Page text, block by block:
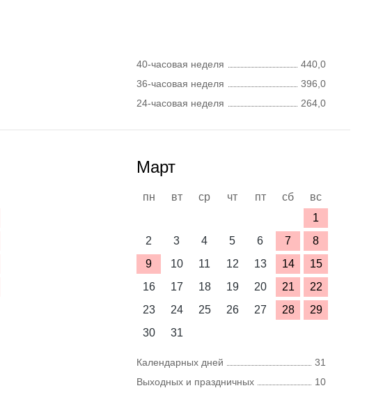
40-часовая неделя
440,0
36-часовая неделя
396,0
24-часовая неделя
264,0
Март
пн вт ср чт пт сб
вс
1
2
3 4 5 6 7
8
9
10 11 12 13 14
15
16
17 18 19 20 21
22
23
24 25 26 27 28
29
30
31
Календарных дней
31
Выходных и праздничных
10